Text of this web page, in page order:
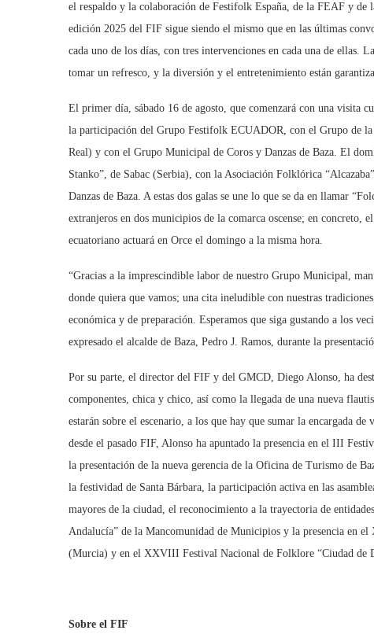
el respaldo y la colaboración de Festifolk España, de la FEAF y
edición 2025 del FIF sigue siendo el mismo que en las últimas
cada uno de los días, con tres intervenciones en cada una de ellas.
tomar un refresco, y la diversión y el entretenimiento están
El primer día, sábado 16 de agosto, que comenzará con una visita
la participación del Grupo Festifolk ECUADOR, con el Grupo de
Real) y con el Grupo Municipal de Coros y Danzas de Baza. El
Stanko”, de Sabac (Serbia), con la Asociación Folklórica
Danzas de Baza. A estas dos galas se une lo que se da en llamar
extranjeros en dos municipios de la comarca oscense; en concreto,
ecuatoriano actuará en Orce el domingo a la misma hora.
“Gracias a la imprescindible labor de nuestro Grupo Municipal,
donde quiera que vamos; una cita ineludible con nuestras
económica y de preparación. Esperamos que siga gustando a los
expresado el alcalde de Baza, Pedro J. Ramos, durante la
Por su parte, el director del FIF y del GMCD, Diego Alonso, ha
componentes, chica y chico, así como la llegada de una nueva
estarán sobre el escenario, a los que hay que sumar la encargada
desde el pasado FIF, Alonso ha apuntado la presencia en el III
la presentación de la nueva gerencia de la Oficina de Turismo de
la festividad de Santa Bárbara, la participación activa en las
mayores de la ciudad, el reconocimiento a la trayectoria de
Andalucía” de la Mancomunidad de Municipios y la presencia en
(Murcia) y en el XXVIII Festival Nacional de Folklore “Ciudad de
Sobre el FIF